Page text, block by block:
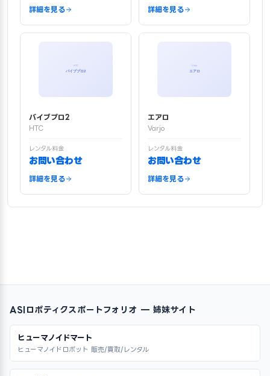
詳細を見る 詳細を見る
バイブプロ2
HTC
レンタル料金
お問い合わせ
詳細を見る
エアロ
Varjo
レンタル料金
お問い合わせ
詳細を見る
ASIロボティクスポートフォリオ — 姉妹サイト
ヒューマノイドマート
ヒューマノイドロボット 販売/買取/レンタル